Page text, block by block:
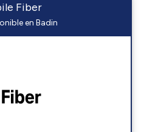
Fiber
en Badin